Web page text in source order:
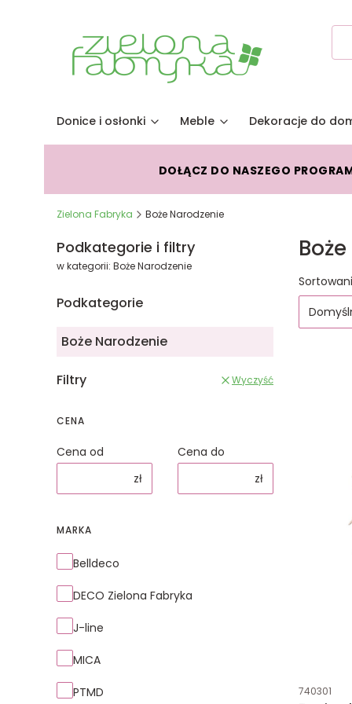
Donice i osłonki Meble Dekoracje do
DOŁĄCZ DO NASZEGO
Zielona Fabryka Boże Narodzenie
Podkategorie i filtry
w kategorii: Boże Narodzenie
Podkategorie
Boże Narodzenie
Filtry Wyczyść
CENA
Cena od
zł
Cena do
zł
MARKA
Marka
Belldeco
DECO Zielona Fabryka
J-line
MICA
PTMD
Lista
Kod
740301